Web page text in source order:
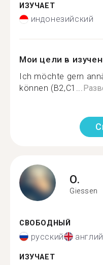
ИЗУЧАЕТ
индонезийский
Мои цели в
Ich möchte gern
können (B2,C1...
O.
Giessen
СВОБОДНЫЙ
русский
ИЗУЧАЕТ